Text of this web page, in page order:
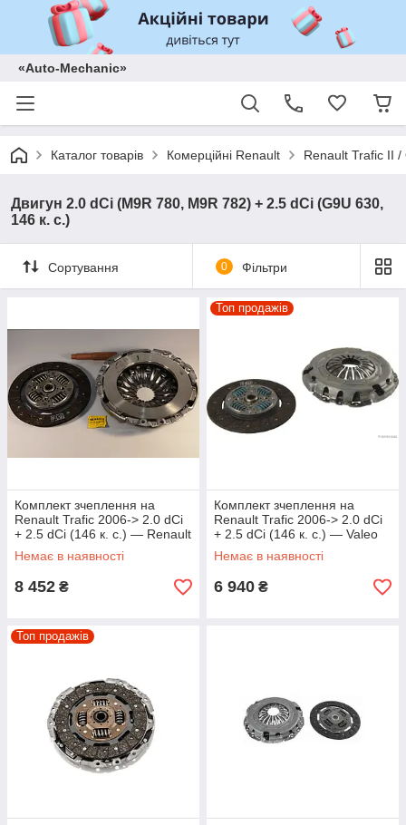
«Auto-Mechanic»
Каталог товарів Комерційні Renault Renault Trafic II
Двигун 2.0 dCi (M9R 780, M9R 782) + 2.5 dCi (G9U 630,
146 к. с.)
Сортування 0 Фільтри
Комплект зчеплення на
Renault Trafic 2006-> 2.0 dCi
+ 2.5 dCi (146 к. с.) — Renault
(реставрація) - 7711134977
Немає в наявності
8 452 ₴
Топ продажів
Комплект зчеплення на
Renault Trafic 2006-> 2.0 dCi
+ 2.5 dCi (146 к. с.) — Valeo
(Франція) - VAL826816
Немає в наявності
6 940 ₴
Топ продажів